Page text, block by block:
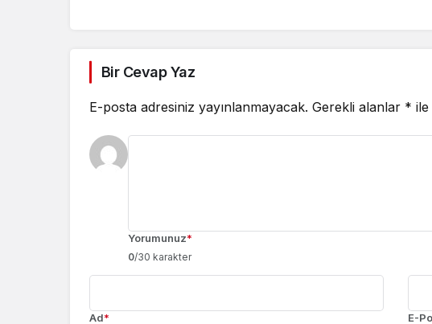
Bir Cevap Yaz
E-posta adresiniz yayınlanmayacak. Gerekli alanlar *
Yorumunuz*
0/30 karakter
Ad* E-